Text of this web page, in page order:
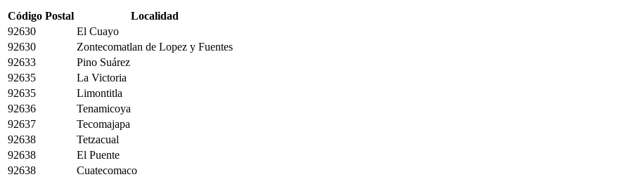
Código Postal
Localidad
92630
El Cuayo
92630
Zontecomatlan de Lopez y Fuentes
92633
Pino Suárez
92635
La Victoria
92635
Limontitla
92636
Tenamicoya
92637
Tecomajapa
92638
Tetzacual
92638
El Puente
92638
Cuatecomaco